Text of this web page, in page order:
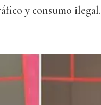
y consumo ilegal.